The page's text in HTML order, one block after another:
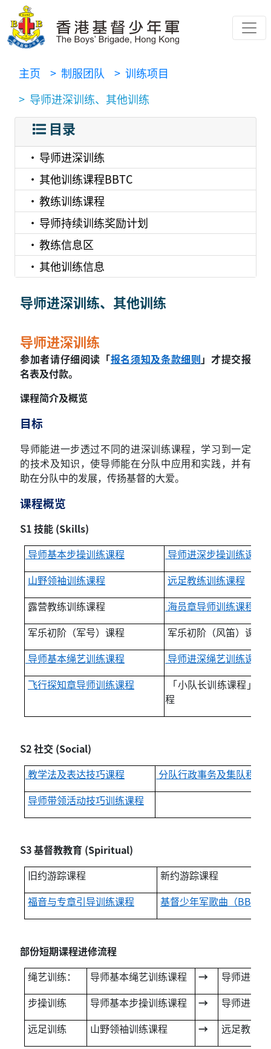
主页 > 制服团队
> 训练项目
> 导师进深训练、其他训练
目录
导师进深训练
其他训练课程BBTC
教练训练课程
导师持续训练奖励计划
教练信息区
其他训练信息
导师进深训练、其他训练
导师进深训练
参加者请仔细阅读「报名须知及条款细则」才提交报
名表及付款。
课程简介及概览
目标
导师能进一步透过不同的进深训练课程，学习到一定
的技术及知识，使导师能在分队中应用和实践，并有
助在分队中的发展，传扬基督的大爱。
课程概览
S1技能 (Skills)
导师基本步操训练课程
导师进深步操训练课程
山野领袖训练课程
远足教练训练课程
露营教练训练课程
海员章导师训练课程
军乐初阶（军号）课程
军乐初阶（风笛）课程
导师基本绳艺训练课程
导师进深绳艺训练课程
飞行探知章导师训练课程
「小队长训练课程」教
程
S2社交 (Social)
教学法及表达技巧课程
分队行政事务及集队程序
导师带领活动技巧训练课程
S3基督教教育 (Spiritual)
旧约游踪课程
新约游踪课程
福音与专章引导训练课程
基督少年军歌曲（BB
部份短期课程进修流程
绳艺训练：
导师基本绳艺训练课程 →
导师进深
步操训练
导师基本步操训练课程 →
导师进深
远足训练
山野领袖训练课程 → 远足教练